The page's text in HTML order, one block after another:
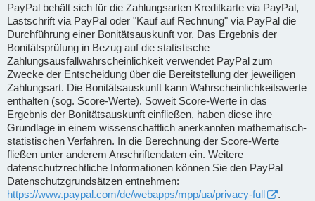
PayPal behält sich für die Zahlungsarten Kreditkarte via PayPal,
Lastschrift via PayPal oder "Kauf auf Rechnung" via PayPal die
Durchführung einer Bonitätsauskunft vor. Das Ergebnis der
Bonitätsprüfung in Bezug auf die statistische
Zahlungsausfallwahrscheinlichkeit verwendet PayPal zum
Zwecke der Entscheidung über die Bereitstellung der jeweiligen
Zahlungsart. Die Bonitätsauskunft kann Wahrscheinlichkeitswerte
enthalten (sog. Score-Werte). Soweit Score-Werte in das
Ergebnis der Bonitätsauskunft einfließen, haben diese ihre
Grundlage in einem wissenschaftlich anerkannten mathematisch-
statistischen Verfahren. In die Berechnung der Score-Werte
fließen unter anderem Anschriftendaten ein. Weitere
datenschutzrechtliche Informationen können Sie den PayPal
Datenschutzgrundsätzen entnehmen:
https://www.paypal.com/de/webapps/mpp/ua/privacy-full
.